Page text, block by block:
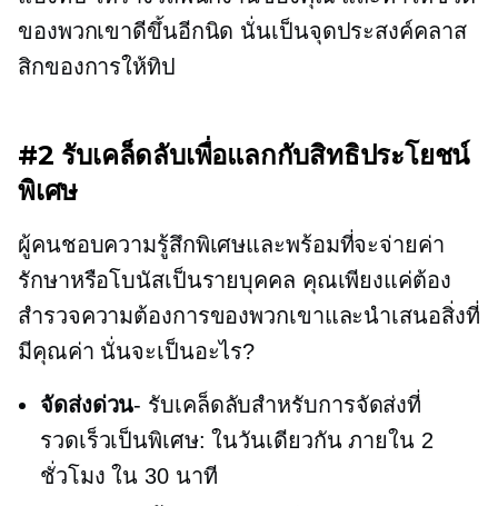
ของพวกเขาดีขึ้นอีกนิด นั่นเป็นจุดประสงค์คลาส
สิกของการให้ทิป
#2 รับเคล็ดลับเพื่อแลกกับสิทธิประโยชน์
พิเศษ
ผู้คนชอบความรู้สึกพิเศษและพร้อมที่จะจ่ายค่า
รักษาหรือโบนัสเป็นรายบุคคล คุณเพียงแค่ต้อง
สำรวจความต้องการของพวกเขาและนำเสนอสิ่งที่
มีคุณค่า นั่นจะเป็นอะไร?
จัดส่งด่วน- รับเคล็ดลับสำหรับการจัดส่งที่
รวดเร็วเป็นพิเศษ: ในวันเดียวกัน ภายใน 2
ชั่วโมง ใน 30 นาที